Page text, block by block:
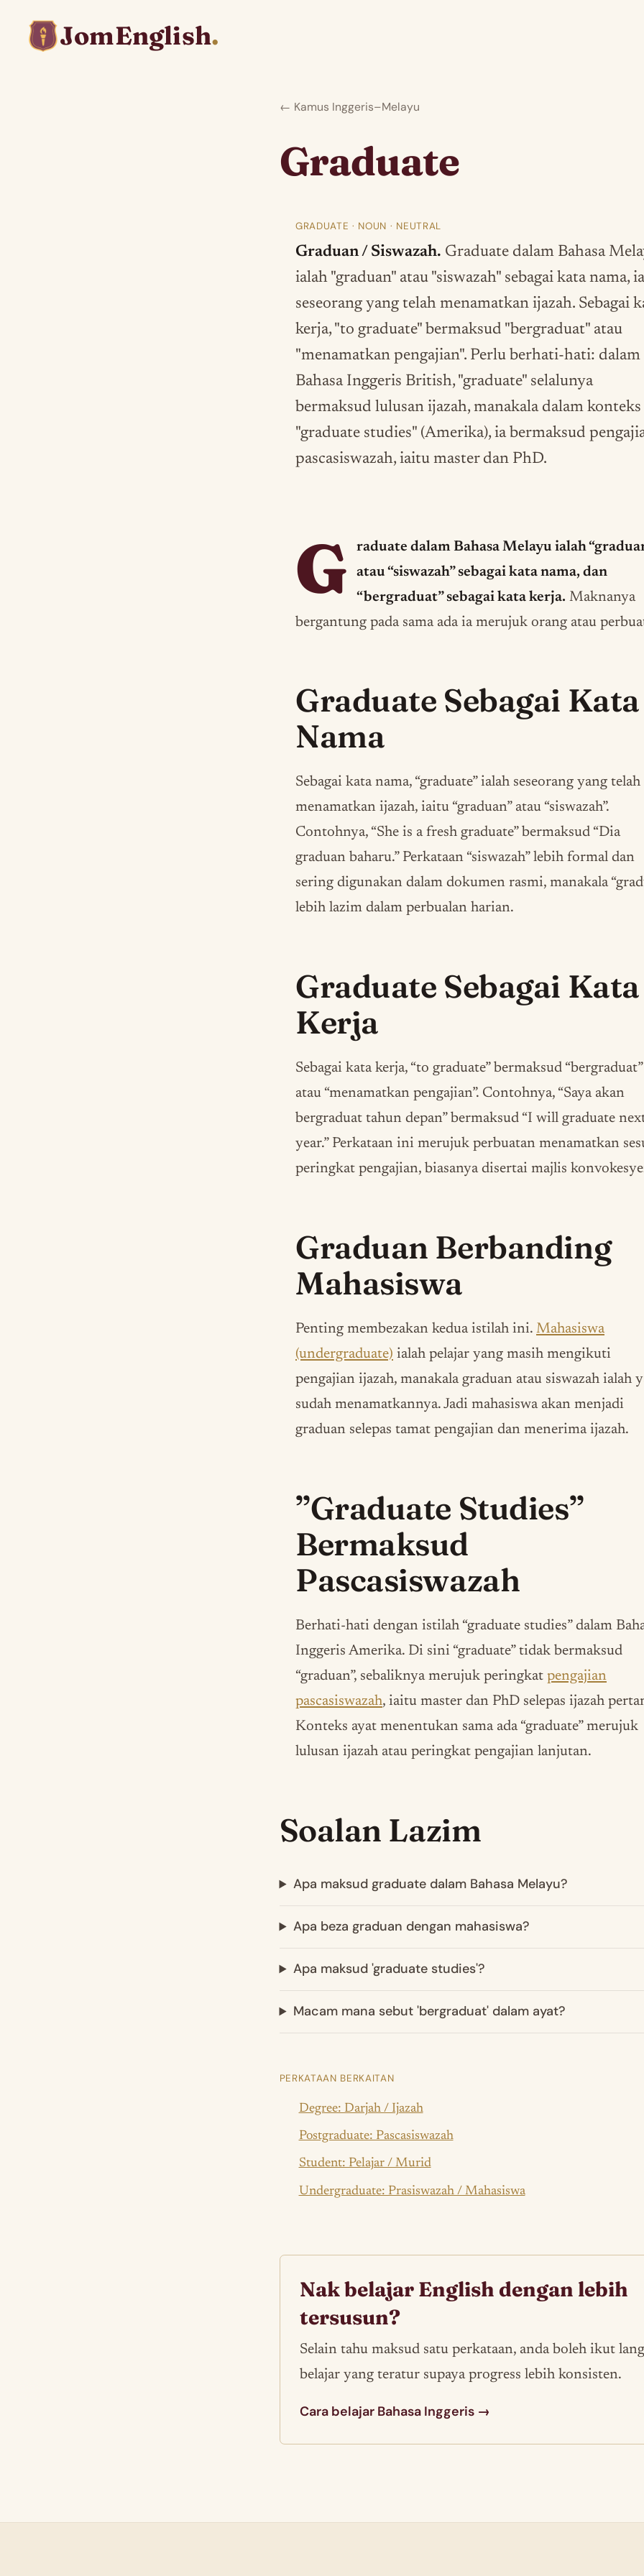
JomEnglish.
← Kamus Inggeris–Melayu
Graduate
GRADUATE · NOUN · NEUTRAL
Graduan / Siswazah. Graduate dalam Bahasa
ialah "graduan" atau "siswazah" sebagai kata nama,
seseorang yang telah menamatkan ijazah. Sebagai
kerja, "to graduate" bermaksud "bergraduat" atau
"menamatkan pengajian". Perlu berhati-hati: dalam
Bahasa Inggeris British, "graduate" selalunya
bermaksud lulusan ijazah, manakala dalam konteks
"graduate studies" (Amerika), ia bermaksud
pascasiswazah, iaitu master dan PhD.
G
raduate dalam Bahasa Melayu ialah
atau “siswazah” sebagai kata nama, dan
“bergraduat” sebagai kata kerja. Maknanya
bergantung pada sama ada ia merujuk orang atau
Graduate Sebagai Kata
Nama
Sebagai kata nama, “graduate” ialah seseorang yang telah
menamatkan ijazah, iaitu “graduan” atau “siswazah”.
Contohnya, “She is a fresh graduate” bermaksud “Dia
graduan baharu.” Perkataan “siswazah” lebih formal dan
sering digunakan dalam dokumen rasmi, manakala
lebih lazim dalam perbualan harian.
Graduate Sebagai Kata
Kerja
Sebagai kata kerja, “to graduate” bermaksud “bergraduat”
atau “menamatkan pengajian”. Contohnya, “Saya akan
bergraduat tahun depan” bermaksud “I will graduate
year.” Perkataan ini merujuk perbuatan menamatkan
peringkat pengajian, biasanya disertai majlis
Graduan Berbanding
Mahasiswa
Penting membezakan kedua istilah ini. Mahasiswa
(undergraduate) ialah pelajar yang masih mengikuti
pengajian ijazah, manakala graduan atau siswazah ialah
sudah menamatkannya. Jadi mahasiswa akan menjadi
graduan selepas tamat pengajian dan menerima ijazah.
”Graduate Studies”
Bermaksud
Pascasiswazah
Berhati-hati dengan istilah “graduate studies” dalam
Inggeris Amerika. Di sini “graduate” tidak bermaksud
“graduan”, sebaliknya merujuk peringkat pengajian
pascasiswazah, iaitu master dan PhD selepas ijazah
Konteks ayat menentukan sama ada “graduate” merujuk
lulusan ijazah atau peringkat pengajian lanjutan.
Soalan Lazim
Apa maksud graduate dalam Bahasa Melayu?
Apa beza graduan dengan mahasiswa?
Apa maksud 'graduate studies'?
Macam mana sebut 'bergraduat' dalam ayat?
PERKATAAN BERKAITAN
Degree: Darjah / Ijazah
Postgraduate: Pascasiswazah
Student: Pelajar / Murid
Undergraduate: Prasiswazah / Mahasiswa
Nak belajar English dengan lebih
tersusun?
Selain tahu maksud satu perkataan, anda boleh ikut
belajar yang teratur supaya progress lebih konsisten.
Cara belajar Bahasa Inggeris →